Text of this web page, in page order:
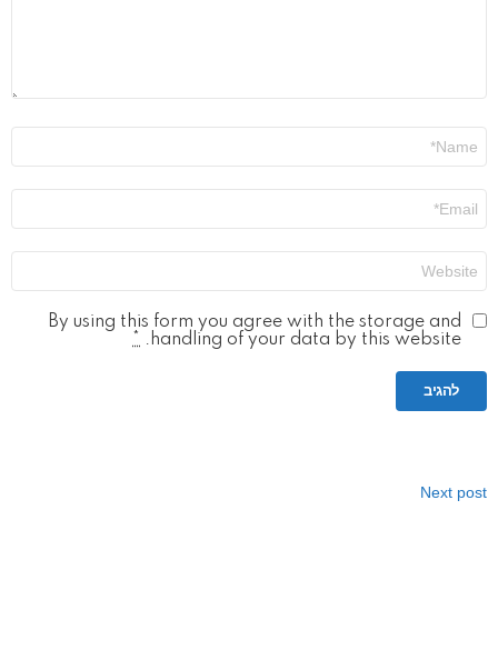
By using this form you agree with the storage and
handling of your data by this website.
Next post